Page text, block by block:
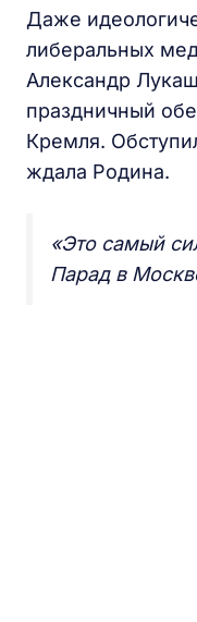
Даже
либеральных
Александр
праздничный
Кремля.
ждала Родина.
«Это самый
Парад в